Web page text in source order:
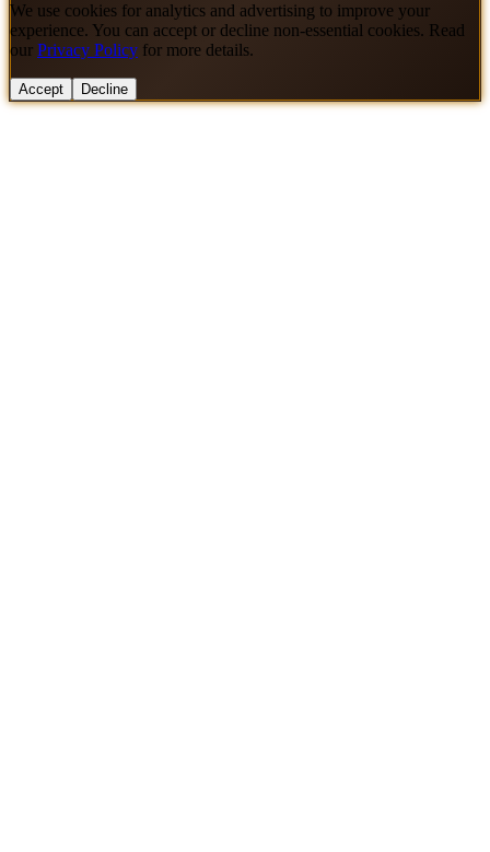
We use cookies for analytics and advertising to improve your
experience. You can accept or decline non-essential cookies. Read
our Privacy Policy for more details.
Accept Decline